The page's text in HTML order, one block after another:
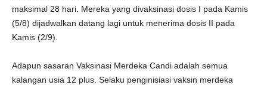
maksimal 28 hari. Mereka yang divaksinasi dosis I pada Kamis
(5/8) dijadwalkan datang lagi untuk menerima dosis II pada
Kamis (2/9).
Adapun sasaran Vaksinasi Merdeka Candi adalah semua
kalangan usia 12 plus. Selaku penginisiasi vaksin merdeka